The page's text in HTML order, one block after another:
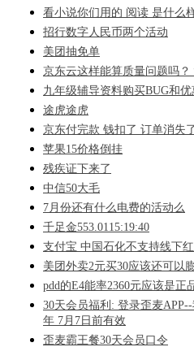
看小说你们用的 阅读 是什么
招行数字人民币两个活动
美团抽免单
京东云这样能算质量问题吗？
九年级辅导资料购买BUG和优
途虎途虎
京东付完款 钱扣了 订单消失
苹果15价格倒挂
残疾证下来了
中信50大毛
7月份还有什么电费的活动么
千足金553.0115:19:40
支付宝 中国石化不支持线下
美团外卖2元买30应该还可以
pdd的E4能率2360元应该是正
30天会员福利: 登录歪麦
年 7月7日前有效
歪麦霸王餐30天会员口令